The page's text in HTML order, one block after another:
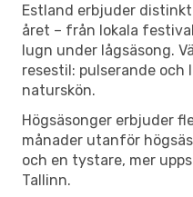
Estland erbjuder
året – från lokala
lugn under lågsäsong.
resestil: pulserande och
naturskön.
Högsäsonger erbjuder
månader utanför
och en tystare, mer
Tallinn.